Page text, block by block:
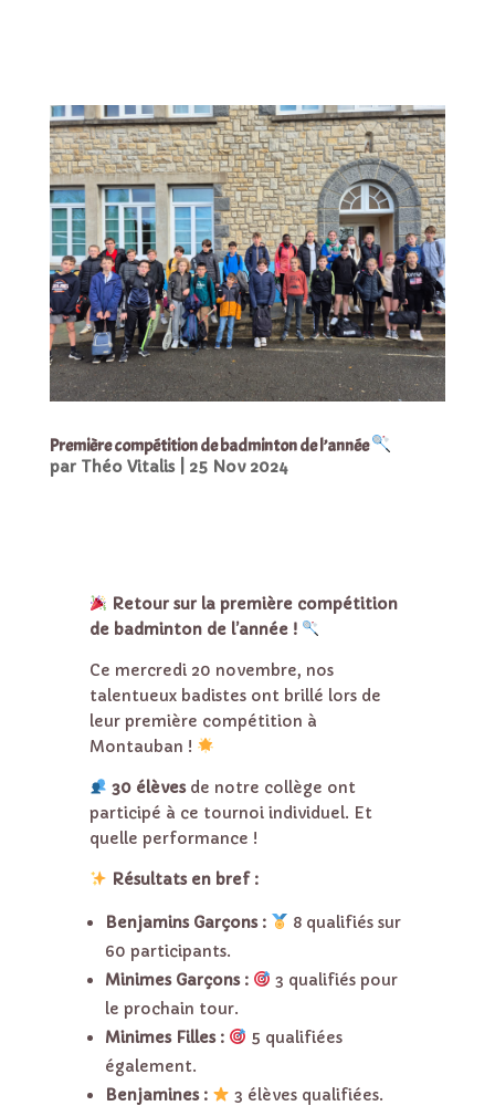
Première compétition de badminton de l’année
par Théo Vitalis| 25 Nov 2024
Retour sur la première compétition
de badminton de l’année !
Ce mercredi 20 novembre, nos
talentueux badistes ont brillé lors de
leur première compétition à
Montauban !
30 élèvesde notre collège ont
participé à ce tournoi individuel. Et
quelle performance !
Résultats en bref :
Benjamins Garçons :
8 qualifiés sur
60 participants.
Minimes Garçons :
3 qualifiés pour
le prochain tour.
Minimes Filles :
5 qualifiées
également.
Benjamines :
3 élèves qualifiées.